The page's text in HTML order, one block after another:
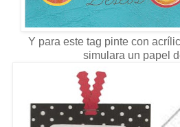
Y para este tag pinte con
simulara un papel